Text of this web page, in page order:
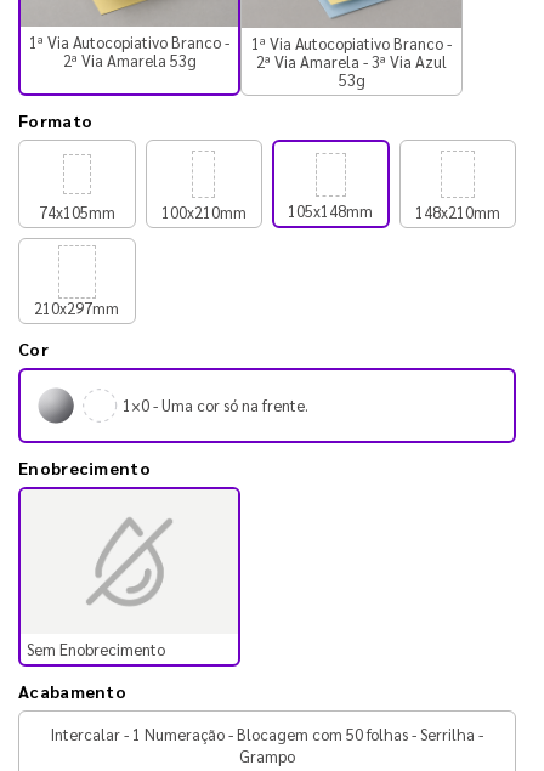
1ª Via Autocopiativo Branco -
2ª Via Amarela 53g
1ª Via Autocopiativo Branco -
2ª Via Amarela - 3ª Via Azul
53g
Formato
74x105mm 100x210mm 105x148mm 148x210mm
210x297mm
Cor
1×0 - Uma cor só na frente.
Enobrecimento
Sem Enobrecimento
Acabamento
Intercalar - 1 Numeração - Blocagem com 50 folhas - Serrilha -
Grampo